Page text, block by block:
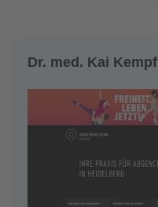
Dr. med. Kai Kempf